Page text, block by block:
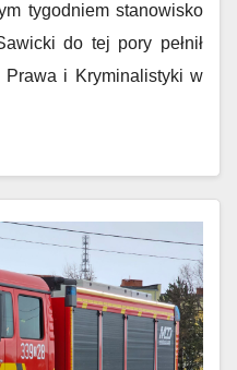
tygodniem stanowisko
do tej pory pełnił
Prawa i Kryminalistyki w